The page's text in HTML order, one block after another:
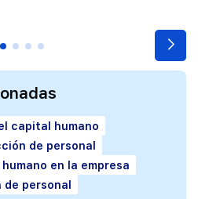
capital humano
de personal
en la empresa
de personal